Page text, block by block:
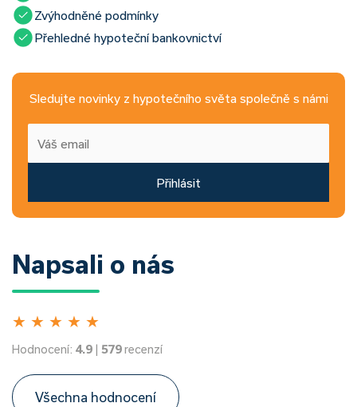
Zvýhodněné podmínky
Přehledné hypoteční bankovnictví
Sledujte novinky z hypotečního světa společně s námi
Přihlásit
Napsali o nás
★ ★ ★ ★ ★
Hodnocení: 4.9 | 579recenzí
Všechna hodnocení